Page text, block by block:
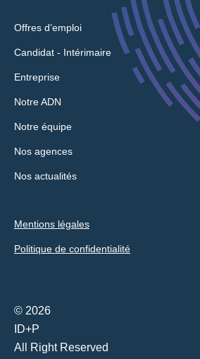
Offres d’emploi
Candidat - Intérimaire
Entreprise
Notre ADN
Notre équipe
Nos agences
Nos actualités
Mentions légales
Politique de confidentialité
© 2026
ID+P
All Right Reserved